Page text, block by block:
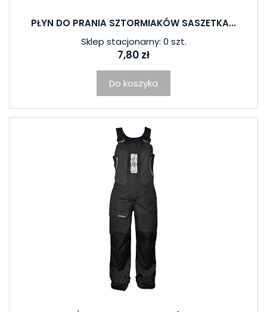
PŁYN DO PRANIA SZTORMIAKÓW SASZETKA...
Sklep stacjonarny: 0 szt.
7,80 zł
Do koszyka